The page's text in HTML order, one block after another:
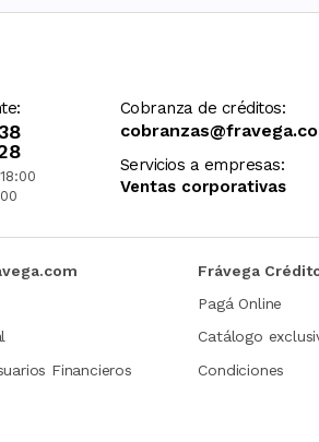
Cobranza de créditos:
Servicios a empresas:
Ventas corporativas
Financieros
Frávega
Pagá Online
Catálogo
Condiciones